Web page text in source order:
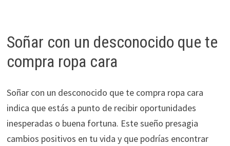
Soñar con un desconocido que te
compra ropa cara
Soñar con un desconocido que te compra ropa cara
indica que estás a punto de recibir oportunidades
inesperadas o buena fortuna. Este sueño presagia
cambios positivos en tu vida y que podrías encontrar